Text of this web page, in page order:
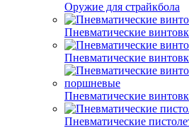
Оружие для страйкбола
Пневматические
Пневматические
Пневматические
Пневматические